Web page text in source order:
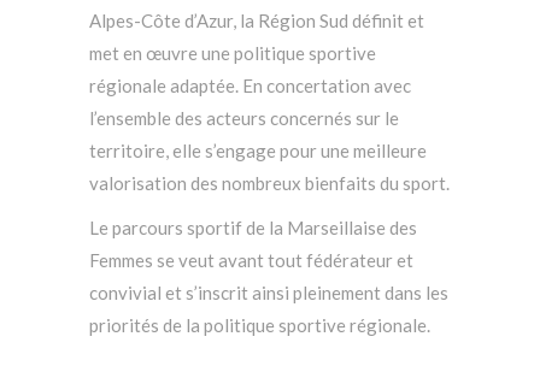
Alpes-Côte d’Azur, la Région Sud définit et
met en œuvre une politique sportive
régionale adaptée. En concertation avec
l’ensemble des acteurs concernés sur le
territoire, elle s’engage pour une meilleure
valorisation des nombreux bienfaits du sport.
Le parcours sportif de la Marseillaise des
Femmes se veut avant tout fédérateur et
convivial et s’inscrit ainsi pleinement dans les
priorités de la politique sportive régionale.